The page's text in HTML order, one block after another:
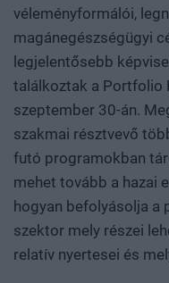
véleményformálói,
magánegészségügyi
legjelentősebb
találkoztak a Portfolio
szeptember 30-án.
szakmai résztvevő
futó programokban
mehet tovább a hazai
hogyan befolyásolja
szektor mely részei
relatív nyertesei és